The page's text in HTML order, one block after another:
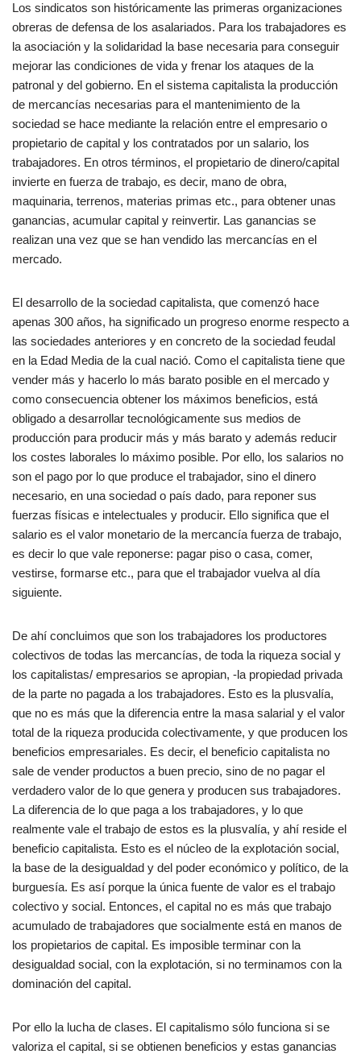
Los sindicatos son históricamente las primeras organizaciones
obreras de defensa de los asalariados. Para los trabajadores es
la asociación y la solidaridad la base necesaria para conseguir
mejorar las condiciones de vida y frenar los ataques de la
patronal y del gobierno. En el sistema capitalista la producción
de mercancías necesarias para el mantenimiento de la
sociedad se hace mediante la relación entre el empresario o
propietario de capital y los contratados por un salario, los
trabajadores. En otros términos, el propietario de dinero/capital
invierte en fuerza de trabajo, es decir, mano de obra,
maquinaria, terrenos, materias primas etc., para obtener unas
ganancias, acumular capital y reinvertir. Las ganancias se
realizan una vez que se han vendido las mercancías en el
mercado.
El desarrollo de la sociedad capitalista, que comenzó hace
apenas 300 años, ha significado un progreso enorme respecto a
las sociedades anteriores y en concreto de la sociedad feudal
en la Edad Media de la cual nació. Como el capitalista tiene que
vender más y hacerlo lo más barato posible en el mercado y
como consecuencia obtener los máximos beneficios, está
obligado a desarrollar tecnológicamente sus medios de
producción para producir más y más barato y además reducir
los costes laborales lo máximo posible. Por ello, los salarios no
son el pago por lo que produce el trabajador, sino el dinero
necesario, en una sociedad o país dado, para reponer sus
fuerzas físicas e intelectuales y producir. Ello significa que el
salario es el valor monetario de la mercancía fuerza de trabajo,
es decir lo que vale reponerse: pagar piso o casa, comer,
vestirse, formarse etc., para que el trabajador vuelva al día
siguiente.
De ahí concluimos que son los trabajadores los productores
colectivos de todas las mercancías, de toda la riqueza social y
los capitalistas/ empresarios se apropian, -la propiedad privada
de la parte no pagada a los trabajadores. Esto es la plusvalía,
que no es más que la diferencia entre la masa salarial y el valor
total de la riqueza producida colectivamente, y que producen los
beneficios empresariales. Es decir, el beneficio capitalista no
sale de vender productos a buen precio, sino de no pagar el
verdadero valor de lo que genera y producen sus trabajadores.
La diferencia de lo que paga a los trabajadores, y lo que
realmente vale el trabajo de estos es la plusvalía, y ahí reside el
beneficio capitalista. Esto es el núcleo de la explotación social,
la base de la desigualdad y del poder económico y político, de la
burguesía. Es así porque la única fuente de valor es el trabajo
colectivo y social. Entonces, el capital no es más que trabajo
acumulado de trabajadores que socialmente está en manos de
los propietarios de capital. Es imposible terminar con la
desigualdad social, con la explotación, si no terminamos con la
dominación del capital.
Por ello la lucha de clases. El capitalismo sólo funciona si se
valoriza el capital, si se obtienen beneficios y estas ganancias